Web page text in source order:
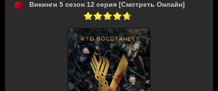
Викинги 5 сезон 12 серия [Смотреть Онлайн]